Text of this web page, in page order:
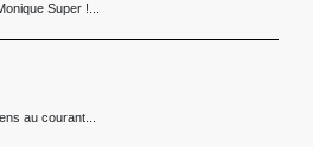
Super !...
au courant...